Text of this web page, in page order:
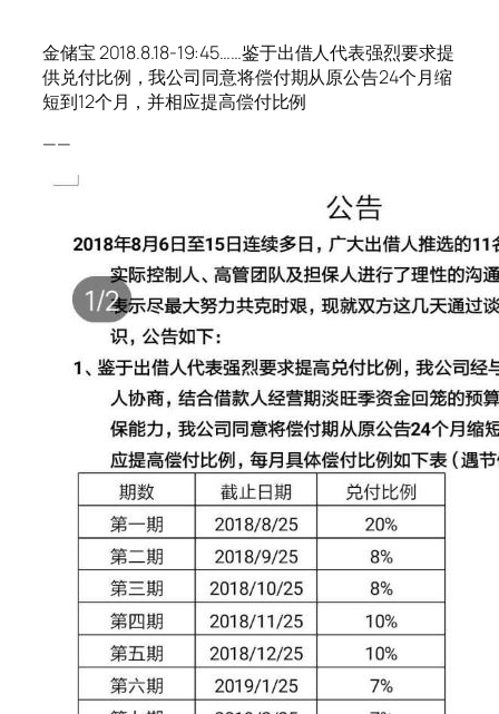
金储宝 2018.8.18-19:45……鉴于出借人代表强烈要求提
供兑付比例，我公司同意将偿付期从原公告24个月缩
短到12个月，并相应提高偿付比例
——